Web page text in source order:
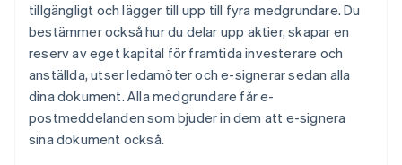
tillgängligt och lägger till upp till fyra medgrundare. Du
bestämmer också hur du delar upp aktier, skapar en
reserv av eget kapital för framtida investerare och
anställda, utser ledamöter och e-signerar sedan alla
dina dokument. Alla medgrundare får e-
postmeddelanden som bjuder in dem att e-signera
sina dokument också.